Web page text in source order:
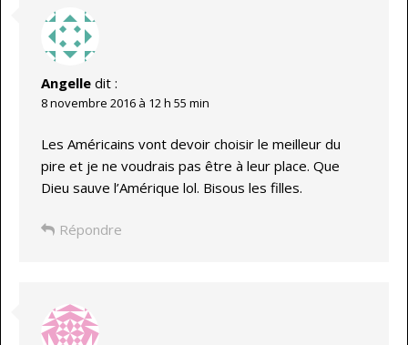
Angelle dit :
8 novembre 2016 à 12 h 55 min
Les Américains vont devoir choisir le meilleur du
pire et je ne voudrais pas être à leur place. Que
Dieu sauve l’Amérique lol. Bisous les filles.
Répondre